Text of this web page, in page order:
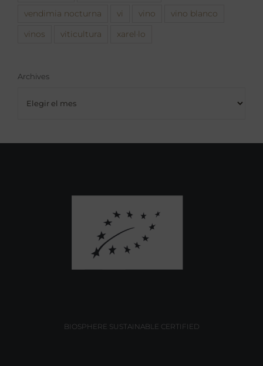
vendimia nocturna vi vino vino blanco
vinos viticultura xarel·lo
Archives
BIOSPHERE SUSTAINABLE CERTIFIED